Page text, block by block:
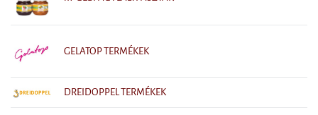
GELATOP TERMÉKEK
DREIDOPPEL TERMÉKEK